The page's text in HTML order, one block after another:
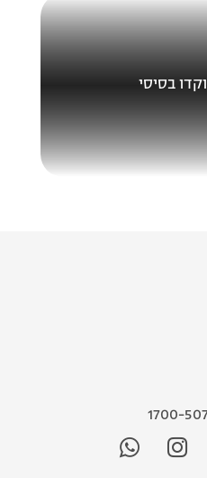
בסיסי
1700-